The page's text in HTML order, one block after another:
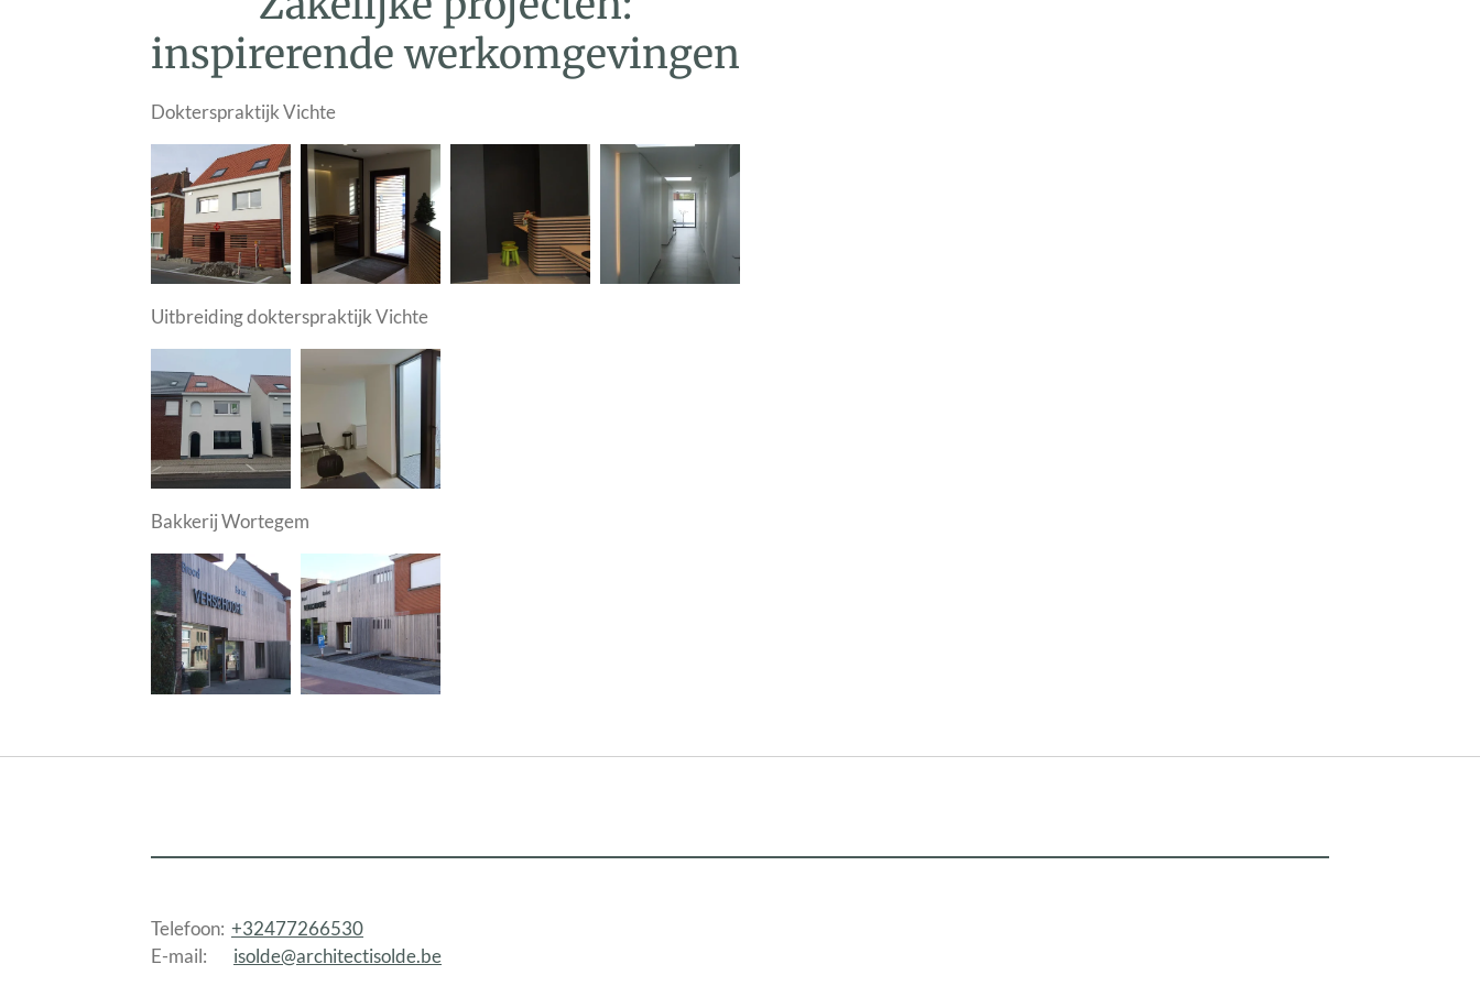
inspirerende werkomgevingen
Dokterspraktijk Vichte
Uitbreiding dokterspraktijk Vichte
Bakkerij Wortegem
Telefoon: +32477266530
E-mail: isolde@architectisolde.be